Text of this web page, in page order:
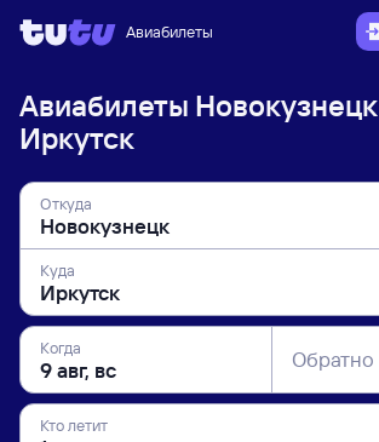
Авиабилеты
Авиабилеты Новокузнецк
Иркутск
Откуда
Куда
Когда Обратно
Кто летит